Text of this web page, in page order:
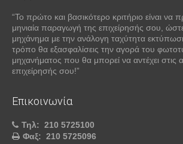
“Το πρώτο και βασικότερο κριτήριο είναι να
μηνιαία παραγωγή της επιχείρησής σου, ώστε
μηχάνημα με την ανάλογη ταχύτητα
τρόπο θα εξασφαλίσεις την αγορά του
μηχανήματος που θα μπορεί να αντέχει στις
επιχείρησής σου!”
Επικοινωνία
Τηλ: 210 5725100
Φαξ: 210 5725096